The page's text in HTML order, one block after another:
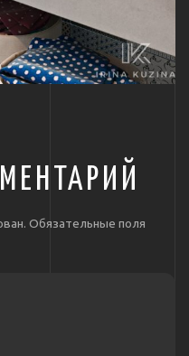
Обязательные поля